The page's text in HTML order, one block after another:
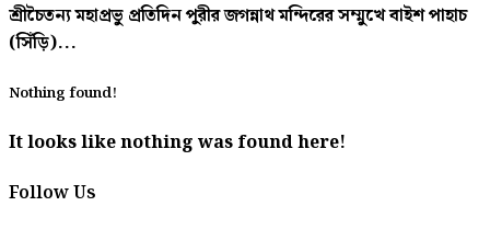
শ্রীচৈতন্য মহাপ্রভু প্রতিদিন পুরীর জগন্নাথ মন্দিরের সম্মুখে বাইশ পাহাচ
(সিঁড়ি)...
Nothing found!
It looks like nothing was found here!
Follow Us